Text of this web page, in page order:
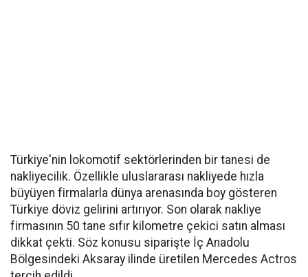
Türkiye'nin lokomotif sektörlerinden bir tanesi de
nakliyecilik. Özellikle uluslararası nakliyede hızla
büyüyen firmalarla dünya arenasında boy gösteren
Türkiye döviz gelirini artırıyor. Son olarak nakliye
firmasının 50 tane sıfır kilometre çekici satın alması
dikkat çekti. Söz konusu siparişte İç Anadolu
Bölgesindeki Aksaray ilinde üretilen Mercedes Actros